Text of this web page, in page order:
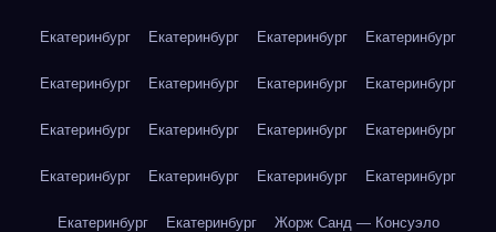
Екатеринбург Екатеринбург Екатеринбург Екатеринбург
Екатеринбург Екатеринбург Екатеринбург Екатеринбург
Екатеринбург Екатеринбург Екатеринбург Екатеринбург
Екатеринбург Екатеринбург Екатеринбург Екатеринбург
Екатеринбург Екатеринбург Жорж Санд — Консуэло